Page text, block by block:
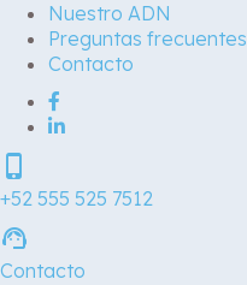
Nuestro ADN
Preguntas frecuentes
Contacto
phone_iphone
+52 555 525 7512
support_agent
Contacto